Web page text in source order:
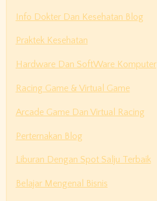
Info Dokter Dan Kesehatan Blog
Praktek Kesehatan
Hardware Dan SoftWare Komputer
Racing Game & Virtual Game
Arcade Game Dan Virtual Racing
Perternakan Blog
Liburan Dengan Spot Salju Terbaik
Belajar Mengenal Bisnis